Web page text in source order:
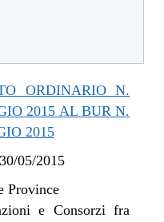
ORDINARIO N.
2015 AL BUR N.
2015
30/05/2015
Province
e Consorzi fra